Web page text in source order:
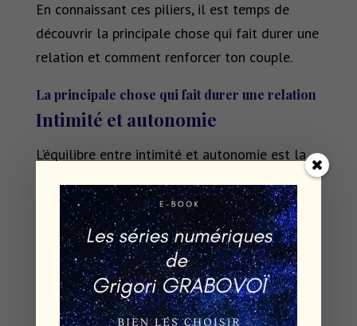
En connaissant ces piliers, il est temps de
découvrir la principale chose qui fait durer une
relation et comment renforcer ton couple.
La principale chose qui fait durer une relation
Intimité et autonomie
L’équilibre entre intimité et autonomie est la
important de partager des moments de
complicité avec ton partenaire tout en
préservant ton indépendance. Passe du temps
de qualité en couple, mais n’oublie pas de
cultiver tes propres centres d’intérêt et de
maintenir ta vie sociale en dehors du couple.